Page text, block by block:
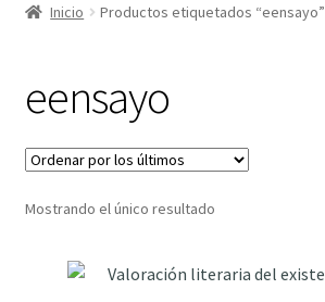
Inicio Productos etiquetados “eensayo”
eensayo
Mostrando el único resultado